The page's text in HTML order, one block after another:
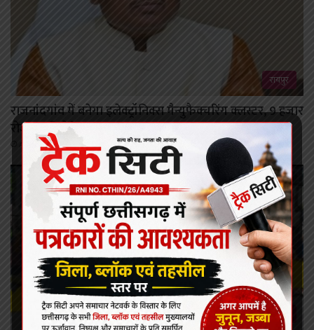
रायपुर
राजनांदगांव में बनेगा इलेक्ट्रॉनिक्स मैन्युफैक्चरिंग क्लस्टर, 9 हजार
रोजगार मिलेंगे
August 7, 2026
कोरबा